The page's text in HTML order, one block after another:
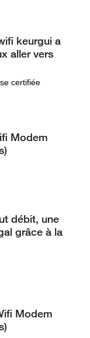
keurgui a
aller vers
certifiée
Modem
débit, une
grâce à la
Modem